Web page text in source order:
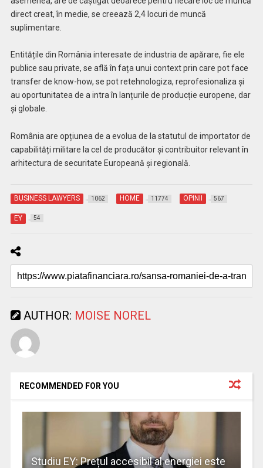
direct creat, în medie, se creează 2,4 locuri de muncă
suplimentare.
Entitățile din România interesate de industria de apărare, fie ele
publice sau private, se află în fața unui context prin care pot face
transfer de know-how, se pot retehnologiza, reprofesionaliza și
au oportunitatea de a intra în lanțurile de producție europene, dar
și globale.
România are opțiunea de a evolua de la statutul de importator de
capabilități militare la cel de producător și contribuitor relevant în
arhitectura de securitate Europeană și regională.
BUSINESS LAWYERS 1062 HOME 11774 OPINII 567
EY 54
AUTHOR: MOISE NOREL
RECOMMENDED FOR YOU
Studiu EY: Prețul accesibil al energiei este